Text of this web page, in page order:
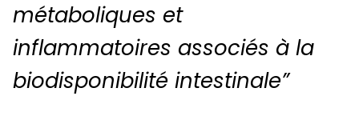
métaboliques et
inflammatoires associés à la
biodisponibilité intestinale”